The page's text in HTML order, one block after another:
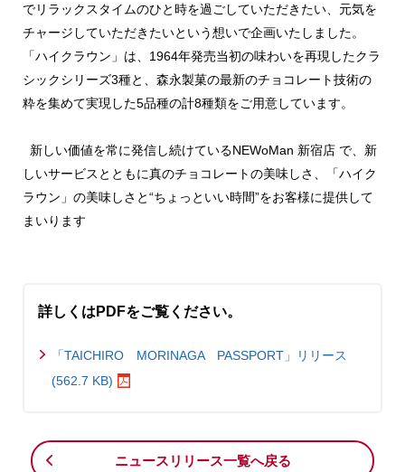
でリラックスタイムのひと時を過ごしていただきたい、元気を
チャージしていただきたいという想いで企画いたしました。
「ハイクラウン」は、1964年発売当初の味わいを再現したクラ
シックシリーズ3種と、森永製菓の最新のチョコレート技術の
粋を集めて実現した5品種の計8種類をご用意しています。
新しい価値を常に発信し続けているNEWoMan 新宿店 で、新
しいサービスとともに真のチョコレートの美味しさ、「ハイク
ラウン」の美味しさと“ちょっといい時間”をお客様に提供して
まいります
詳しくはPDFをご覧ください。
「TAICHIRO MORINAGA PASSPORT」リリース
(562.7 KB)
ニュースリリース一覧へ戻る